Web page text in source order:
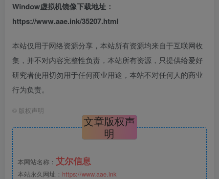
Window虚拟机镜像下载地址：
https://www.aae.ink/35207.html
本站仅用于网络资源分享，本站所有资源均来自于互联网收
集，并不对内容完整性负责，本站所有资源，只提供给爱好
研究者使用切勿用于任何商业用途，本站不对任何人的商业
行为负责。
© 版权声明
文章版权声
明
本网站名称： 艾尔信息
本站永久网址： https://www.aae.ink